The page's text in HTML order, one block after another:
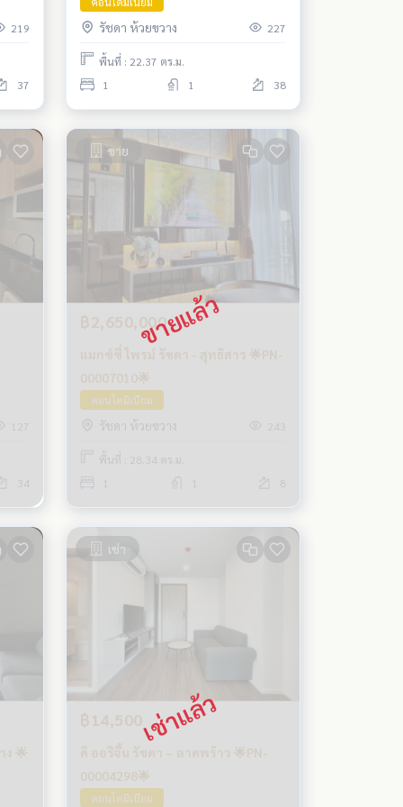
219
37
รัชดา ห้วยขวาง 227
พื้นที่ : 22.37 ตร.ม.
1
1 38
127
34
ขาย
฿2,650,000
แมกซ์ซี่ ไพรม์ รัชดา - สุทธิสาร 🌟PN-
00007010🌟
คอนโดมิเนียม
รัชดา ห้วยขวาง 243
พื้นที่ : 28.34 ตร.ม.
8
🌟
เช่า
฿14,500
ดิ ออริจิ้น รัชดา – ลาดพร้าว 🌟PN-
00004298🌟
คอนโดมิเนียม